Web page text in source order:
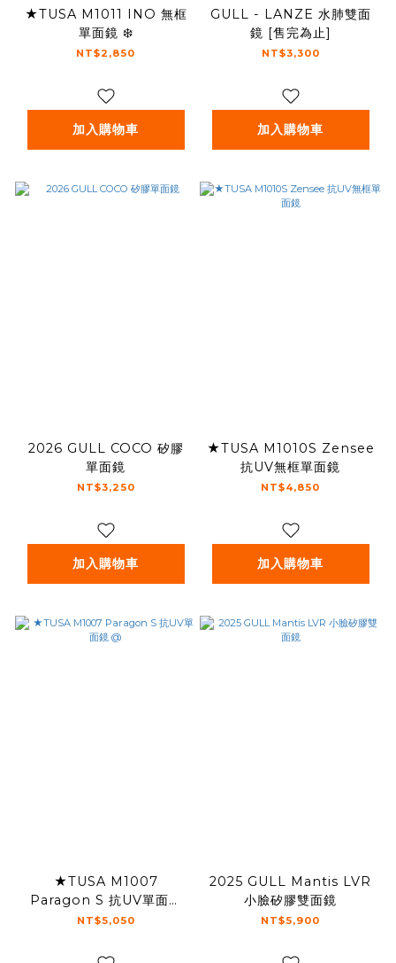
★TUSA M1011 INO 無框
單面鏡 ❄️
NT$2,850
加入購物車
GULL - LANZE 水肺雙面
鏡 [售完為止]
NT$3,300
加入購物車
2026 GULL COCO 矽膠
單面鏡
NT$3,250
加入購物車
★TUSA M1010S Zensee
抗UV無框單面鏡
NT$4,850
加入購物車
★TUSA M1007
Paragon S 抗UV單面鏡
@
NT$5,050
2025 GULL Mantis LVR
小臉矽膠雙面鏡
NT$5,900